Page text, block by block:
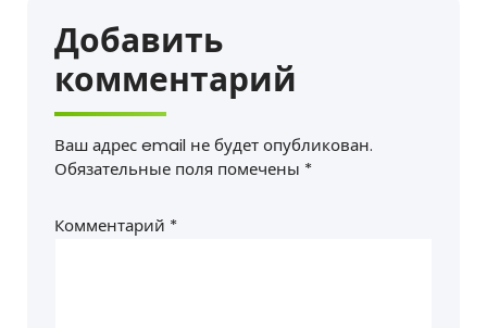
Добавить
комментарий
Ваш адрес email не будет опубликован.
Обязательные поля помечены *
Комментарий *